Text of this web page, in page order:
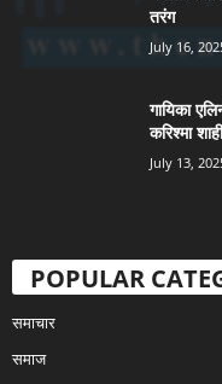
तरंग
July 16,
गायिका
करिश्मा
July 13,
POPULAR
समाचार
समाज